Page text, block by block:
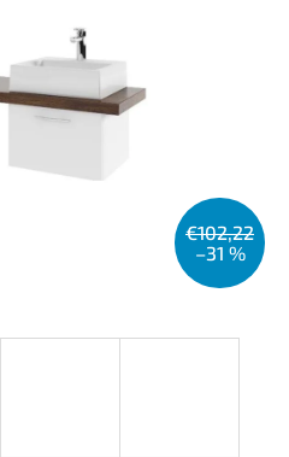
€102,22
–31 %